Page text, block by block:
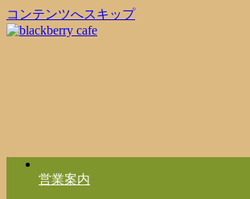
コンテンツへスキップ
営業案内